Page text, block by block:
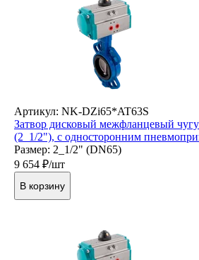
Артикул: NK-DZi65*AT63S
Затвор дисковый межфланцевый
(2_1/2"), с односторонним
Размер: 2_1/2" (DN65)
9 654 ₽/шт
В корзину